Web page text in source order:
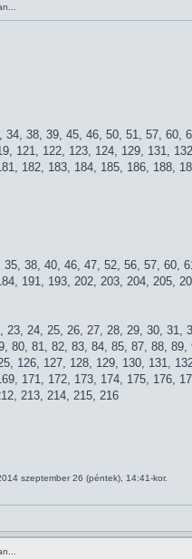
38, 39, 45, 46, 50, 51, 57,
121, 122, 123, 124, 129, 131,
182, 183, 184, 185, 186, 188,
38, 40, 46, 47, 52, 56, 57, 60,
191, 193, 202, 203, 204, 205,
24, 25, 26, 27, 28, 29, 30,
80, 81, 82, 83, 84, 85, 87, 88,
126, 127, 128, 129, 130, 131,
171, 172, 173, 174, 175, 176,
213, 214, 215, 216
szeptember 26 (péntek), 14:41-kor.